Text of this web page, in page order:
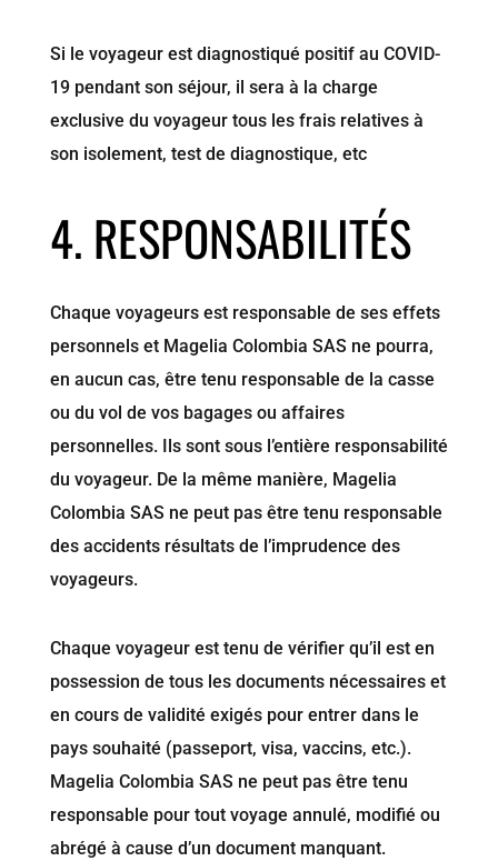
Si le voyageur est diagnostiqué positif au COVID-
19 pendant son séjour, il sera à la charge
exclusive du voyageur tous les frais relatives à
son isolement, test de diagnostique, etc
4. RESPONSABILITÉS
Chaque voyageurs est responsable de ses effets
personnels et Magelia Colombia SAS ne pourra,
en aucun cas, être tenu responsable de la casse
ou du vol de vos bagages ou affaires
personnelles. Ils sont sous l’entière responsabilité
du voyageur. De la même manière, Magelia
Colombia SAS ne peut pas être tenu responsable
des accidents résultats de l’imprudence des
voyageurs.
Chaque voyageur est tenu de vérifier qu’il est en
possession de tous les documents nécessaires et
en cours de validité exigés pour entrer dans le
pays souhaité (passeport, visa, vaccins, etc.).
Magelia Colombia SAS ne peut pas être tenu
responsable pour tout voyage annulé, modifié ou
abrégé à cause d’un document manquant.